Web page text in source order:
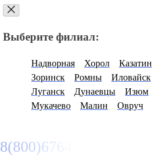
Выберите филиал:
Надворная Хорол Казатин
Зоринск
Ромны Иловайск
Луганск
Дунаевцы Изюм
Мукачево
Малин Овруч
8(800)6764935